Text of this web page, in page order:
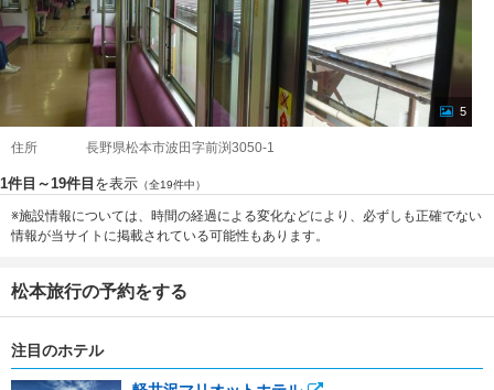
5
住所 長野県松本市波田字前渕3050-1
1件目～19件目 を表示 （全19件中）
※施設情報については、時間の経過による変化などにより、必ずしも正確でない
情報が当サイトに掲載されている可能性もあります。
松本旅行の予約をする
注目のホテル